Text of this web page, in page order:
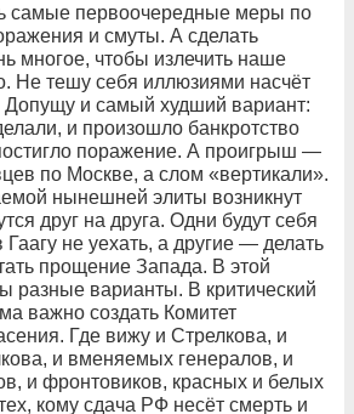
самые первоочередные меры по
и смуты. А сделать
многое, чтобы излечить наше
Не тешу себя иллюзиями насчёт
и самый худший вариант:
и произошло банкротство
поражение. А проигрыш —
по Москве, а слом «вертикали».
нынешней элиты возникнут
друг на друга. Одни будут себя
не уехать, а другие — делать
прощение Запада. В этой
разные варианты. В критический
важно создать Комитет
Где вижу и Стрелкова, и
и вменяемых генералов, и
и фронтовиков, красных и белых
кому сдача РФ несёт смерть и